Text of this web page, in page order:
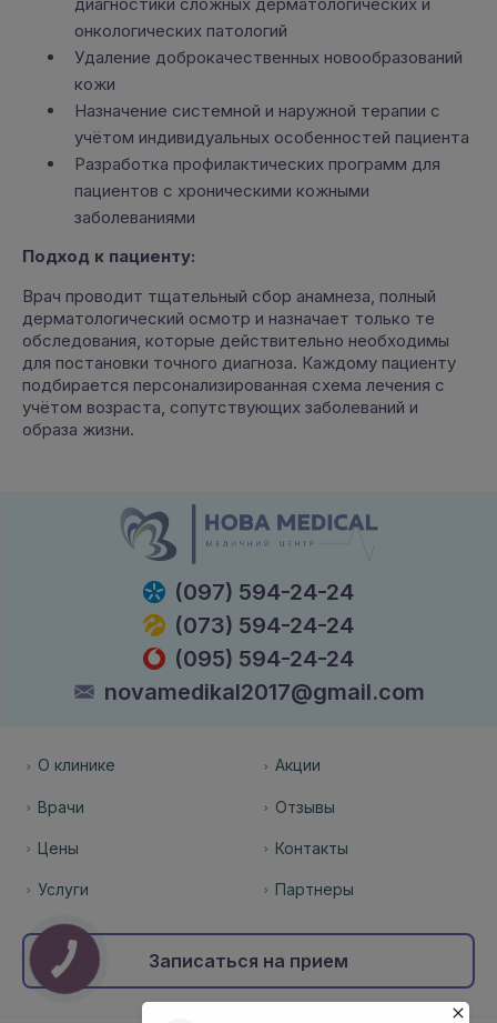
онкологических патологий
Удаление доброкачественных новообразований
кожи
Назначение системной и наружной терапии с
учётом индивидуальных особенностей пациента
Разработка профилактических программ для
пациентов с хроническими кожными
заболеваниями
Подход к пациенту:
Врач проводит тщательный сбор анамнеза, полный
дерматологический осмотр и назначает только те
обследования, которые действительно необходимы
для постановки точного диагноза. Каждому пациенту
подбирается персонализированная схема лечения с
учётом возраста, сопутствующих заболеваний и
образа жизни.
(097) 594-24-24
(073) 594-24-24
(095) 594-24-24
novamedikal2017@gmail.com
О клинике
Врачи
Цены
Услуги
Акции
Отзывы
Контакты
Партнеры
Записаться на прием